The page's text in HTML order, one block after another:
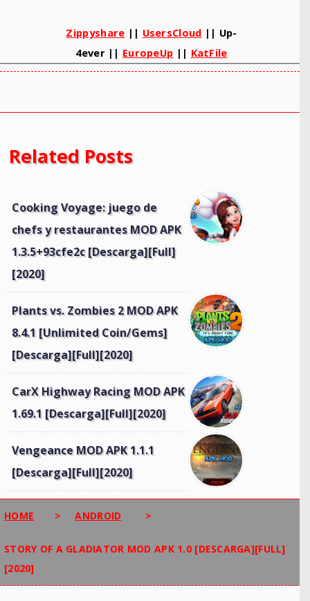
Zippyshare || UsersCloud || Up-
4ever || EuropeUp || KatFile
Related Posts
Cooking Voyage: juego de
chefs y restaurantes MOD APK
1.3.5+93cfe2c [Descarga][Full]
[2020]
Plants vs. Zombies 2 MOD APK
8.4.1 [Unlimited Coin/Gems]
[Descarga][Full][2020]
CarX Highway Racing MOD APK
1.69.1 [Descarga][Full][2020]
Vengeance MOD APK 1.1.1
[Descarga][Full][2020]
HOME > ANDROID >
STORY OF A GLADIATOR MOD APK 1.0 [DESCARGA][FULL]
[2020]